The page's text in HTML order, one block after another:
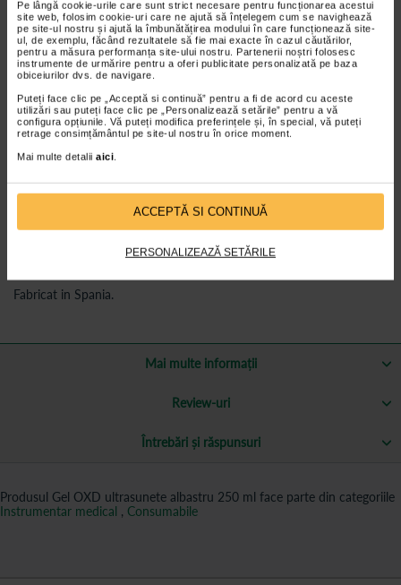
Pe lângă cookie-urile care sunt strict necesare pentru funcționarea acestui
site web, folosim cookie-uri care ne ajută să înțelegem cum se navighează
pe site-ul nostru și ajută la îmbunătățirea modului în care funcționează site-
ul, de exemplu, făcând rezultatele să fie mai exacte în cazul căutărilor,
pentru a măsura performanța site-ului nostru. Partenerii noștri folosesc
instrumente de urmărire pentru a oferi publicitate personalizată pe baza
obiceiurilor dvs. de navigare.
Puteți face clic pe „Acceptă si continuă” pentru a fi de acord cu aceste
utilizări sau puteți face clic pe „Personalizează setările” pentru a vă
configura opțiunile. Vă puteți modifica preferințele și, în special, vă puteți
retrage consimțământul pe site-ul nostru în orice moment.
Mai multe detalii aici.
ACCEPTĂ SI CONTINUĂ
PERSONALIZEAZĂ SETĂRILE
Hipoalergenic, nu irita pielea;
Hidrosolubil, non-gras;
Nu contine saruri;
Se intinde usor si uniform;
Produsul nu contine latex, ftalati sau compusi de origine
biologica sau animala;
Biocompatibil;
Eficienta >99.5% (incepand de la 0.5 Mhz);
Impedanta acustica 1.62 MRayls;
Viscozitate la 22⁰C: 800.000-2.000.000 mP-s;
pH: 5.9-6.3;
Densitate la 20⁰C: 1.00-1.02 g/mL.
Fabricat in Spania.
Mai multe informații
Review-uri
Întrebări și răspunsuri
Produsul Gel OXD ultrasunete albastru 250 ml face parte din categoriile
Instrumentar medical , Consumabile